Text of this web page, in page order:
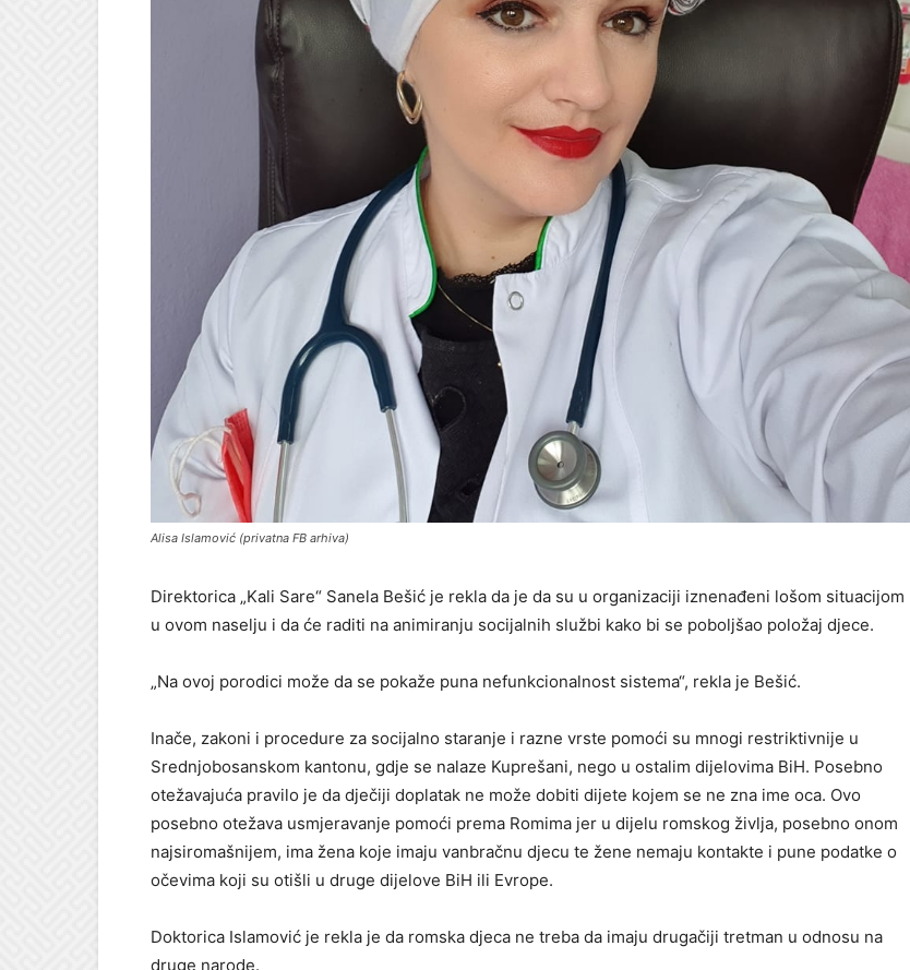
Alisa Islamović (privatna FB arhiva)
Direktorica „Kali Sare“ Sanela Bešić je rekla da je da su u organizaciji iznenađeni lošom situacijom
u ovom naselju i da će raditi na animiranju socijalnih službi kako bi se poboljšao položaj djece.
„Na ovoj porodici može da se pokaže puna nefunkcionalnost sistema“, rekla je Bešić.
Inače, zakoni i procedure za socijalno staranje i razne vrste pomoći su mnogi restriktivnije u
Srednjobosanskom kantonu, gdje se nalaze Kuprešani, nego u ostalim dijelovima BiH. Posebno
otežavajuća pravilo je da dječiji doplatak ne može dobiti dijete kojem se ne zna ime oca. Ovo
posebno otežava usmjeravanje pomoći prema Romima jer u dijelu romskog življa, posebno onom
najsiromašnijem, ima žena koje imaju vanbračnu djecu te žene nemaju kontakte i pune podatke o
očevima koji su otišli u druge dijelove BiH ili Evrope.
Doktorica Islamović je rekla je da romska djeca ne treba da imaju drugačiji tretman u odnosu na
druge narode.